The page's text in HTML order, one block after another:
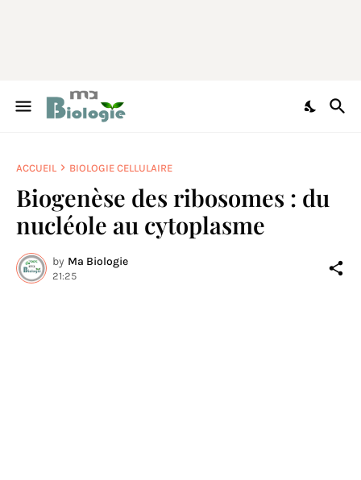
ACCUEIL BIOLOGIE CELLULAIRE
Biogenèse des ribosomes : du
nucléole au cytoplasme
by Ma Biologie
21:25